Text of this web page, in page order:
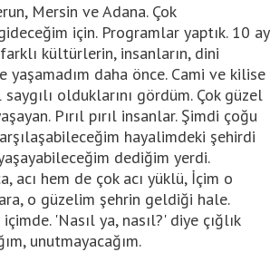
Mersin ve Adana. Çok
için. Programlar yaptık. 10 ay
kültürlerin, insanların, dini
daha önce. Cami ve kilise
olduklarını gördüm. Çok güzel
Pırıl pırıl insanlar. Şimdi çoğu
hayalimdeki şehirdi
dediğim yerdi.
acı hem de çok acı yüklü, İçim o
o güzelim şehrin geldiği hale.
'Nasıl ya, nasıl?' diye çığlık
unutmayacağım.